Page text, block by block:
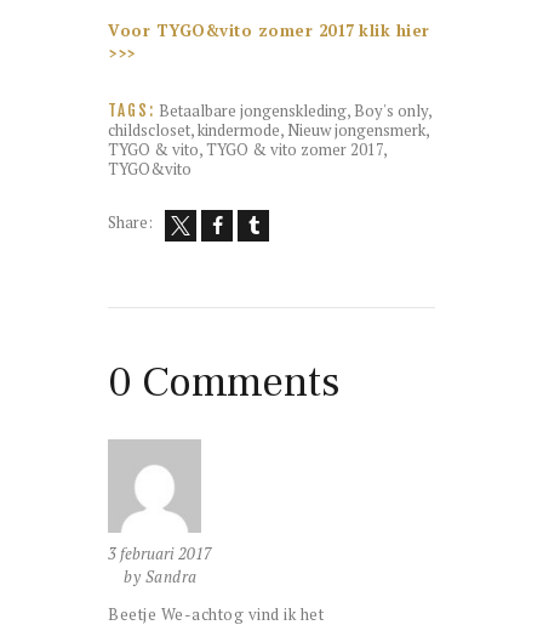
Voor TYGO&vito zomer 2017 klik hier
>>>
TAGS: Betaalbare jongenskleding, Boy's only,
childscloset,kindermode, Nieuw jongensmerk,
TYGO & vito,TYGO & vito zomer 2017,
TYGO&vito
Share:
0 Comments
3 februari 2017
by Sandra
Beetje We-achtog vind ik het